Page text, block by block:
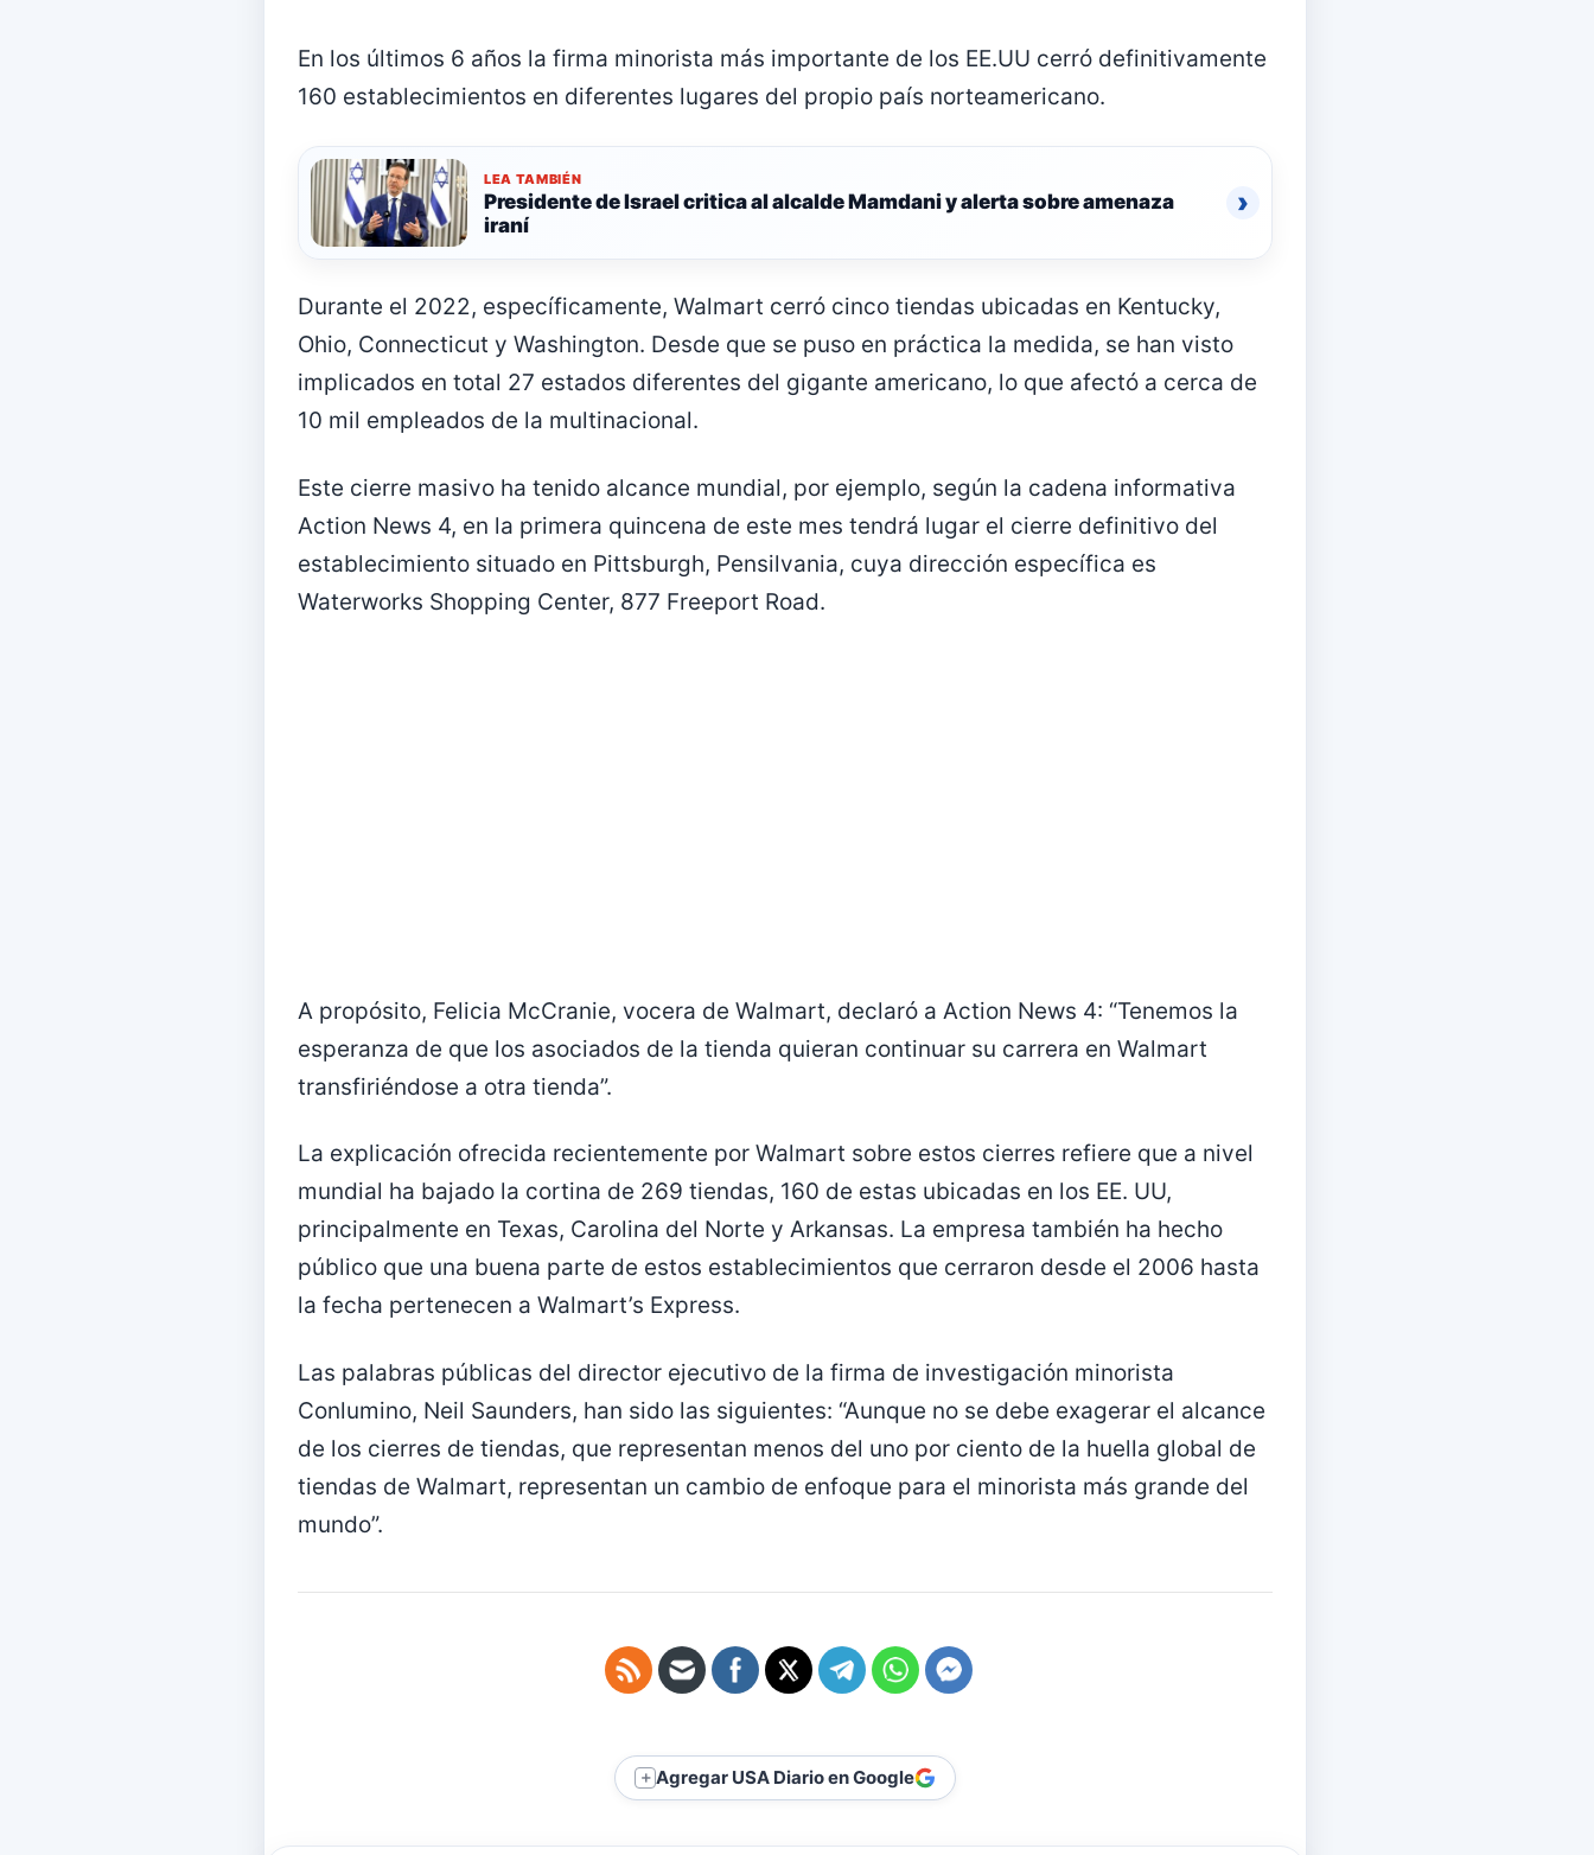
En los últimos 6 años la firma minorista más importante de los EE.UU cerró definitivamente
160 establecimientos en diferentes lugares del propio país norteamericano.
LEA TAMBIÉN
Presidente de Israel critica al alcalde Mamdani y alerta sobre amenaza
iraní
›
Durante el 2022, específicamente, Walmart cerró cinco tiendas ubicadas en Kentucky,
Ohio, Connecticut y Washington. Desde que se puso en práctica la medida, se han visto
implicados en total 27 estados diferentes del gigante americano, lo que afectó a cerca de
10 mil empleados de la multinacional.
Este cierre masivo ha tenido alcance mundial, por ejemplo, según la cadena informativa
Action News 4, en la primera quincena de este mes tendrá lugar el cierre definitivo del
establecimiento situado en Pittsburgh, Pensilvania, cuya dirección específica es
Waterworks Shopping Center, 877 Freeport Road.
A propósito, Felicia McCranie, vocera de Walmart, declaró a Action News 4: “Tenemos la
esperanza de que los asociados de la tienda quieran continuar su carrera en Walmart
transfiriéndose a otra tienda”.
La explicación ofrecida recientemente por Walmart sobre estos cierres refiere que a nivel
mundial ha bajado la cortina de 269 tiendas, 160 de estas ubicadas en los EE. UU,
principalmente en Texas, Carolina del Norte y Arkansas. La empresa también ha hecho
público que una buena parte de estos establecimientos que cerraron desde el 2006 hasta
la fecha pertenecen a Walmart’s Express.
Las palabras públicas del director ejecutivo de la firma de investigación minorista
Conlumino, Neil Saunders, han sido las siguientes: “Aunque no se debe exagerar el alcance
de los cierres de tiendas, que representan menos del uno por ciento de la huella global de
tiendas de Walmart, representan un cambio de enfoque para el minorista más grande del
mundo”.
＋ Agregar USA Diario en Google